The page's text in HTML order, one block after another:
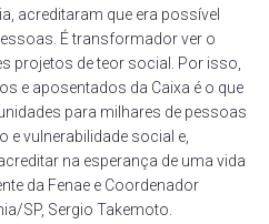
acreditaram que era possível
É transformador ver o
projetos de teor social. Por isso,
e aposentados da Caixa é o que
para milhares de pessoas
e vulnerabilidade social e,
na esperança de uma vida
da Fenae e Coordenador
SP, Sergio Takemoto.